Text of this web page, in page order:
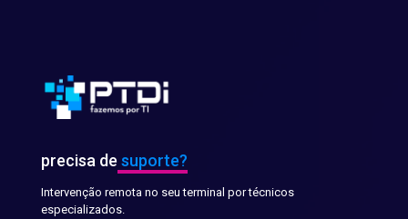
precisa de suporte?
Intervenção remota no seu terminal por técnicos
especializados.